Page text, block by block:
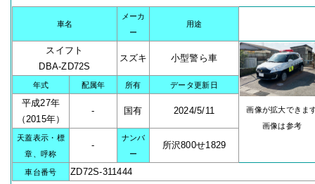
車名
メーカ
ー
用途
スイフト
DBA-ZD72S
スズキ 小型警ら車
画像が拡大できま
画像は参考
年式 配属年 所有 データ更新日
平成27年
（2015年）
- 国有 2024/5/11
天蓋表示・標
章、呼称
-
ナンバ
ー
所沢800せ1829
車台番号 ZD72S-311444